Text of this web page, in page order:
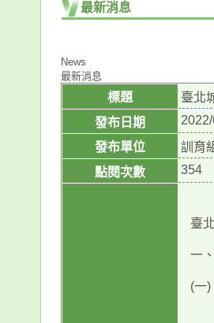
最新消息
News
最新消息
標題
臺北
發布日期
發布單位
訓育
點閱次數
354
臺
一
(一)